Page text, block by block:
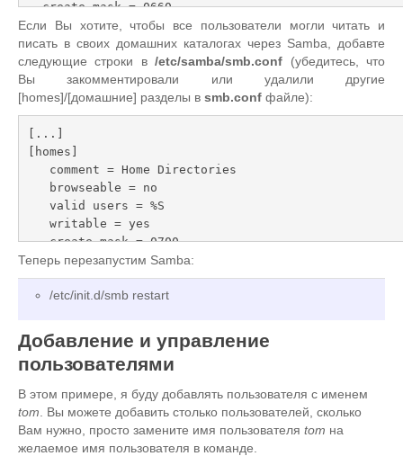
  create mask = 0660
  directory mask = 0771
  writable = yes
Если Вы хотите, чтобы все пользователи могли читать и
писать в своих домашних каталогах через Samba, добавте
следующие строки в/etc/samba/smb.conf (убедитесь, что
Вы закомментировали или удалили другие
[homes]/[домашние] разделы в smb.conf файле):
[...]
[homes]
   create mask = 0700
   directory mask = 0700
Теперь перезапустим Samba:
/etc/init.d/smb restart
Добавление и управление
пользователями
В этом примере, я буду добавлять пользователя с именем
tom . Вы можете добавить столько пользователей, сколько
Вам нужно, просто замените имя пользователя tom на
желаемое имя пользователя в команде.